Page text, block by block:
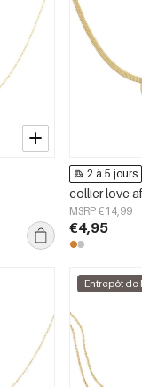
2 à 5 jours
collier love
MSRP €14,99
€4,95
Entrepôt de